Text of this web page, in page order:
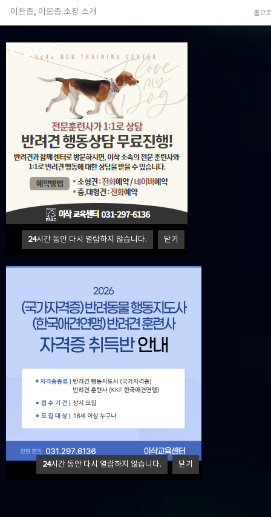
24시간 동안 다시 열람하지 않습니다. 닫기
24시간 동안 다시 열람하지 않습니다. 닫기
이삭애견훈련소
경기도 화성시 봉담읍 위치
이찬종, 이웅종 소장 소개
홈으로
esac